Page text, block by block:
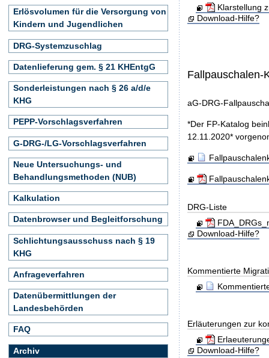
Klarstellung
Download-Hilfe?
Fallpauschalen-
aG-DRG-
*Der FP-Katalog
12.11.2020*
DRG-Liste
Download-Hilfe?
Kommentierte
Erläuterungen zur
Download-Hilfe?
Erlösvolumen für die Versorgung von
Kindern und Jugendlichen
DRG-Systemzuschlag
Datenlieferung gem. § 21 KHEntgG
Sonderleistungen nach § 26 a/d/e
KHG
PEPP-Vorschlagsverfahren
G-DRG-/LG-Vorschlagsverfahren
Neue Untersuchungs- und
Behandlungsmethoden (NUB)
Kalkulation
Datenbrowser und Begleitforschung
Schlichtungsausschuss nach § 19
KHG
Anfrageverfahren
Datenübermittlungen der
Landesbehörden
FAQ
Archiv